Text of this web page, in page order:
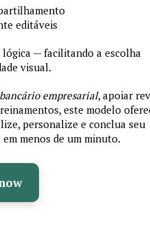
editáveis
lógica — facilitando a escolha
visual.
empresarial, apoiar
este modelo
personalize e conclua seu
em menos de um minuto.